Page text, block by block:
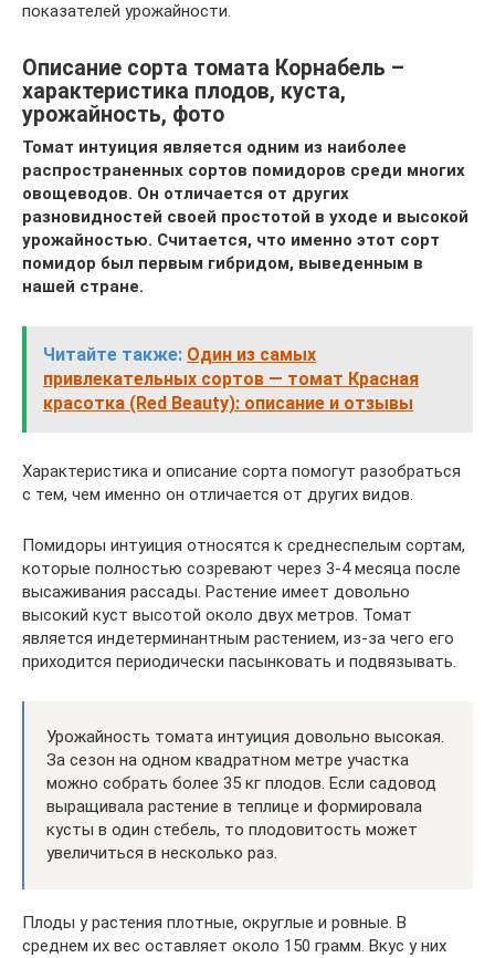
показателей урожайности.
Описание сорта томата Корнабель –
характеристика плодов, куста,
урожайность, фото
Томат интуиция является одним из наиболее
распространенных сортов помидоров среди многих
овощеводов. Он отличается от других
разновидностей своей простотой в уходе и высокой
урожайностью. Считается, что именно этот сорт
помидор был первым гибридом, выведенным в
нашей стране.
Читайте также: Один из самых
привлекательных сортов — томат Красная
красотка (Red Beauty): описание и отзывы
Характеристика и описание сорта помогут разобраться
с тем, чем именно он отличается от других видов.
Помидоры интуиция относятся к среднеспелым сортам,
которые полностью созревают через 3-4 месяца после
высаживания рассады. Растение имеет довольно
высокий куст высотой около двух метров. Томат
является индетерминантным растением, из-за чего его
приходится периодически пасынковать и подвязывать.
Урожайность томата интуиция довольно высокая.
За сезон на одном квадратном метре участка
можно собрать более 35 кг плодов. Если садовод
выращивала растение в теплице и формировала
кусты в один стебель, то плодовитость может
увеличиться в несколько раз.
Плоды у растения плотные, округлые и ровные. В
среднем их вес оставляет около 150 грамм. Вкус у них